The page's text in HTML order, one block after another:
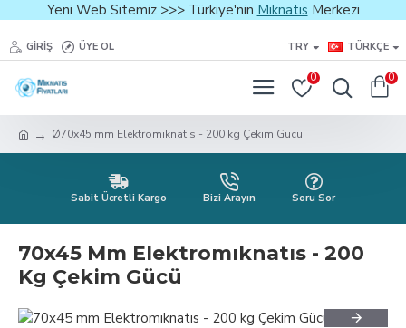
Yeni Web Sitemiz >>> Türkiye'nin Mıknatıs Merkezi
GIRIŞ ÜYE OL TRY TÜRKÇE
0 0
Ø70x45 mm Elektromıknatıs - 200 kg Çekim Gücü
Sabit Ücretli Kargo Bizi Arayın Soru Sor
70x45 Mm Elektromıknatıs - 200
Kg Çekim Gücü